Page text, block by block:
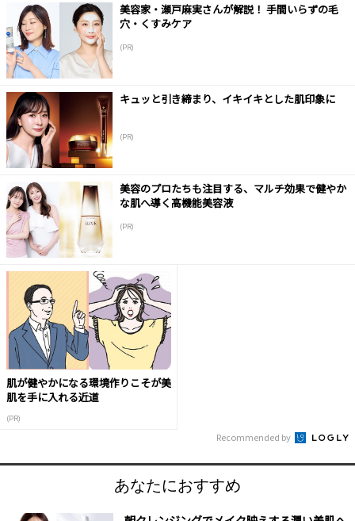
美容家・瀬戸麻実さんが解説！ 手間いらずの毛
穴・くすみケア
(PR)
キュッと引き締まり、イキイキとした肌印象に
(PR)
美容のプロたちも注目する、マルチ効果で健やか
な肌へ導く高機能美容液
(PR)
肌が健やかになる環境作りこそが美
肌を手に入れる近道
(PR)
Recommended by
あなたにおすすめ